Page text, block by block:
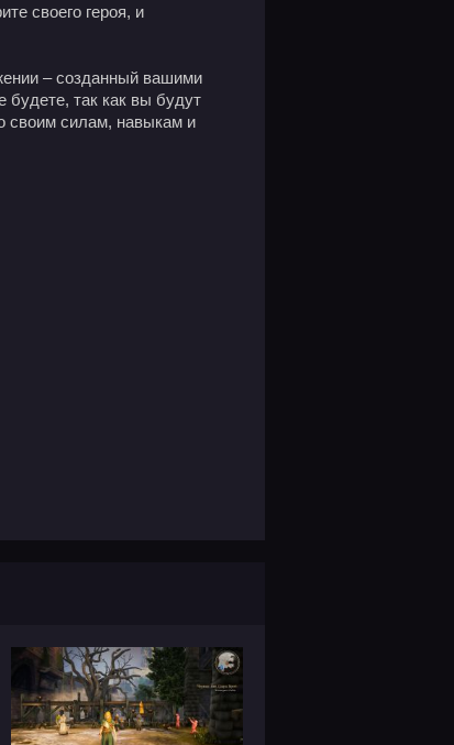
своего героя, и
– созданный вашими
будете, так как вы будут
своим силам, навыкам и